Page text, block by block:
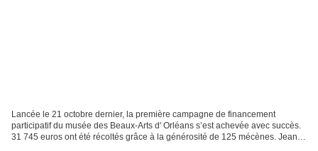
Lancée le 21 octobre dernier, la première campagne de financement
participatif du musée des Beaux-Arts d' Orléans s’est achevée avec succès.
31 745 euros ont été récoltés grâce à la générosité de 125 mécènes. Jean-